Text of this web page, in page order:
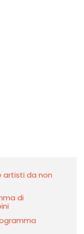
artisti da non
di